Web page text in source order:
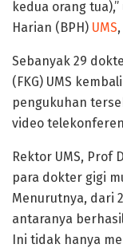
kedua orang
Harian (BPH) UMS
Sebanyak 29
(FKG) UMS
pengukuhan
video
Rektor UMS, Prof
para dokter gigi
Menurutnya, dari
antaranya
Ini tidak hanya